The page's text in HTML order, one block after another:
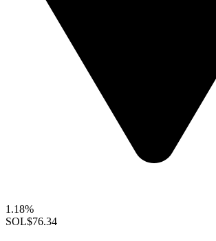
1.18%
SOL$76.34